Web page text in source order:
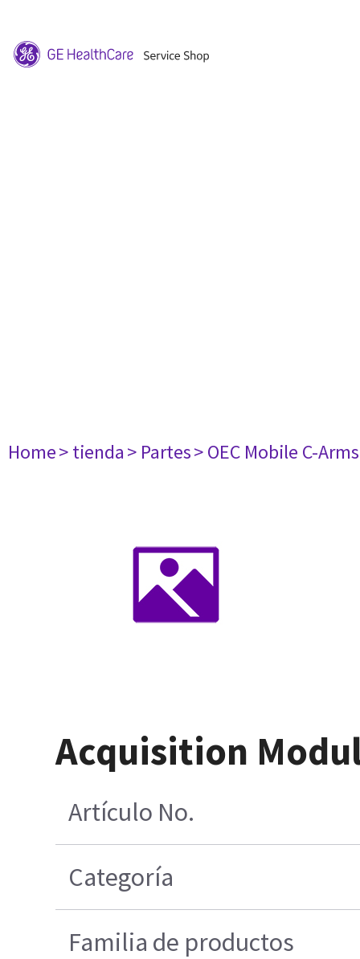
Home> tienda> Partes> OEC Mobile C-Arms
Acquisition
Artículo No.
Categoría
Familia de productos